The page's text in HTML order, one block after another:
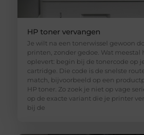
HP toner vervangen
Je wilt na een tonerwissel gewoon
printen, zonder gedoe. Wat meestal
oplevert: begin bij de tonercode op
cartridge. Die code is de snelste
match, bijvoorbeeld op een
HP toner. Zo zoek je niet op vage
op de exacte variant die je printer
bij de